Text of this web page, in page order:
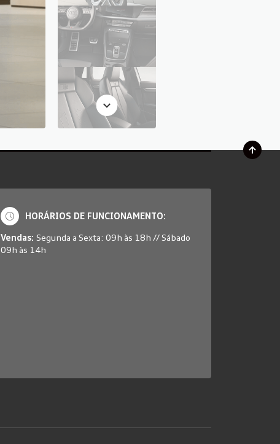
HORÁRIOS DE FUNCIONAMENTO:
Vendas: Segunda a Sexta: 09h às 18h // Sábado
09h às 14h